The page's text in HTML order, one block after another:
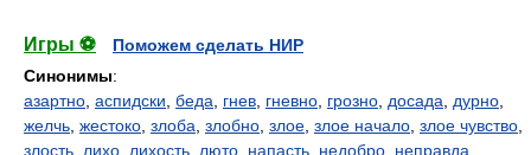
Игры ⚽
Поможем сделать НИР
Синонимы:
азартно аспидски беда гнев гневно грозно досада дурно
желчь жестоко злоба злобно злое злое начало злое чувство
злость лихо лихость люто напасть недобро неправда